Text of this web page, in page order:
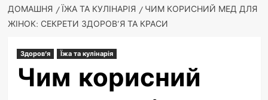
ДОМАШНЯ ЇЖА ТА КУЛІНАРІЯ
ЧИМ КОРИСНИЙ МЕД ДЛЯ
ЖІНОК: СЕКРЕТИ ЗДОРОВ’Я ТА КРАСИ
Здоров'я Їжа та кулінарія
Чим корисний